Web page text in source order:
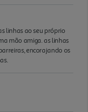
linhas ao seu próprio
mão amiga. as linhas
encorajando os